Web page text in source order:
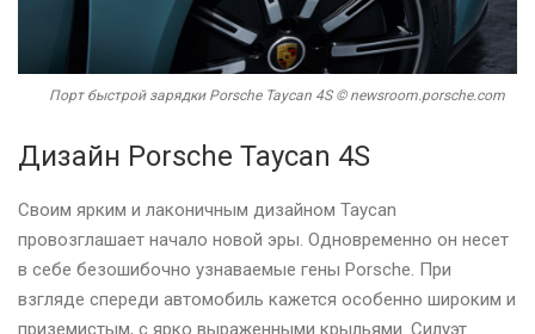
Порт быстрой зарядки Porsche Taycan 4S © newsroom.porsche.com
Дизайн Porsche Taycan 4S
Своим ярким и лаконичным дизайном Taycan
провозглашает начало новой эры. Одновременно он несет
в себе безошибочно узнаваемые гены Porsche. При
взгляде спереди автомобиль кажется особенно широким и
приземистым, с ярко выраженными крыльями. Силуэт